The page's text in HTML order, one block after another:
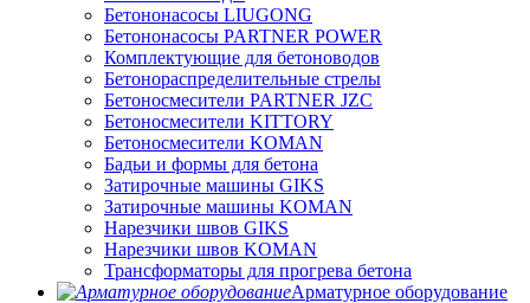
Бетононасосы LIUGONG
Бетононасосы PARTNER POWER
Комплектующие для бетоноводов
Бетонораспределительные стрелы
Бетоносмесители PARTNER JZC
Бетоносмесители KITTORY
Бетоносмесители KOMAN
Бадьи и формы для бетона
Затирочные машины GIKS
Затирочные машины KOMAN
Нарезчики швов GIKS
Нарезчики швов KOMAN
Трансформаторы для прогрева бетона
Арматурное оборудование